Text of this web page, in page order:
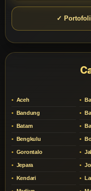
✓
Aceh
Bandung
Batam
Bengkulu
Gorontalo
Jepara
Kendari